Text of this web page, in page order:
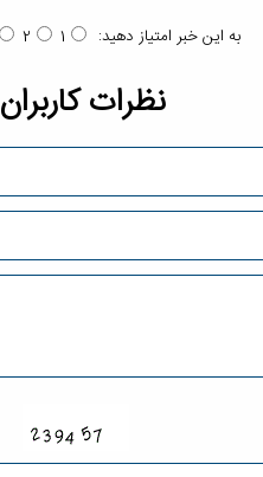
به این خبر امتیاز دهید: 1
2
نظرات کاربران